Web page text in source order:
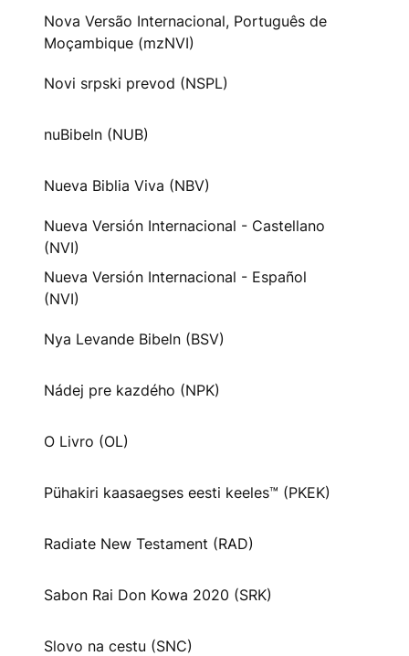
Nova Versão Internacional, Português de
Moçambique (mzNVI)
Novi srpski prevod (NSPL)
nuBibeln (NUB)
Nueva Biblia Viva (NBV)
Nueva Versión Internacional - Castellano
(NVI)
Nueva Versión Internacional - Español
(NVI)
Nya Levande Bibeln (BSV)
Nádej pre kazdého (NPK)
O Livro (OL)
Pühakiri kaasaegses eesti keeles™ (PKEK)
Radiate New Testament (RAD)
Sabon Rai Don Kowa 2020 (SRK)
Slovo na cestu (SNC)